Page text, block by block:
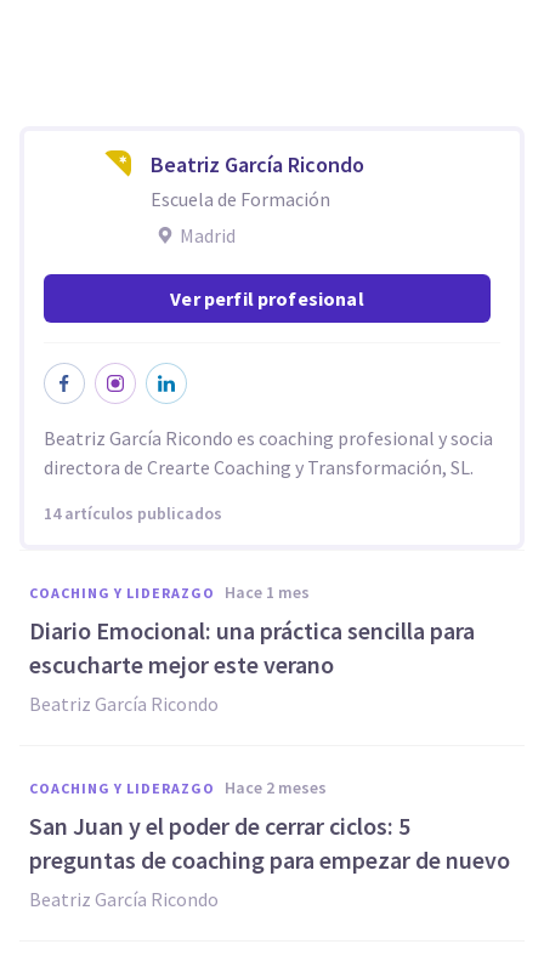
Beatriz García Ricondo
Escuela de Formación
Madrid
Ver perfil profesional
Beatriz García Ricondo es coaching profesional y socia
directora de Crearte Coaching y Transformación, SL.
14 artículos publicados
COACHING Y LIDERAZGO hace 1 mes
Diario Emocional: una práctica sencilla para
escucharte mejor este verano
Beatriz García Ricondo
COACHING Y LIDERAZGO hace 2 meses
San Juan y el poder de cerrar ciclos: 5
preguntas de coaching para empezar de nuevo
Beatriz García Ricondo